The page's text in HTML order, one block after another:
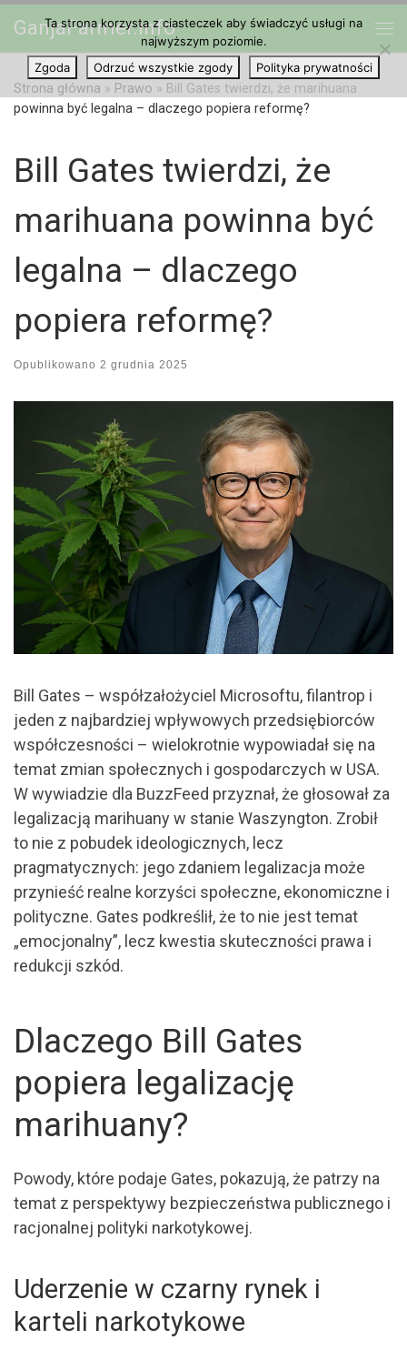
Przejdź do treści
GanjaFarmer.info
Strona główna » Prawo » Bill Gates twierdzi, że marihuana
powinna być legalna – dlaczego popiera reformę?
Bill Gates twierdzi, że
marihuana powinna być
legalna – dlaczego
popiera reformę?
Opublikowano 2 grudnia 2025
Bill Gates – współzałożyciel Microsoftu, filantrop i
jeden z najbardziej wpływowych przedsiębiorców
współczesności – wielokrotnie wypowiadał się na
temat zmian społecznych i gospodarczych w USA.
W wywiadzie dla BuzzFeed przyznał, że głosował za
legalizacją marihuany w stanie Waszyngton. Zrobił
to nie z pobudek ideologicznych, lecz
pragmatycznych: jego zdaniem legalizacja może
przynieść realne korzyści społeczne, ekonomiczne i
polityczne. Gates podkreślił, że to nie jest temat
„emocjonalny”, lecz kwestia skuteczności prawa i
redukcji szkód.
Dlaczego Bill Gates
popiera legalizację
marihuany?
Powody, które podaje Gates, pokazują, że patrzy na
temat z perspektywy bezpieczeństwa publicznego i
racjonalnej polityki narkotykowej.
Uderzenie w czarny rynek i
karteli narkotykowe
Ta strona korzysta z ciasteczek aby świadczyć usługi na
najwyższym poziomie.
Zgoda
Odrzuć wszystkie zgody Polityka prywatności